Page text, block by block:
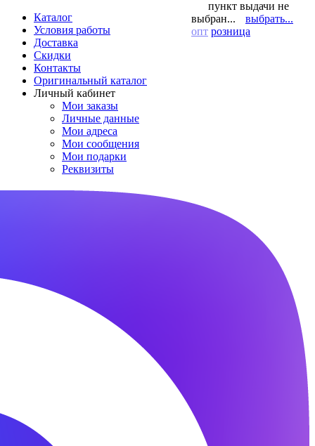
Каталог
Условия работы
Доставка
Скидки
Контакты
Оригинальный каталог
Личный кабинет
Мои заказы
Личные данные
Мои адреса
Мои сообщения
Мои подарки
Реквизиты
пункт выдачи не
выбран...
выбрать...
опт розница